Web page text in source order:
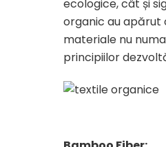
ecologice, cât și
organic au apărut
materiale nu
principiilor